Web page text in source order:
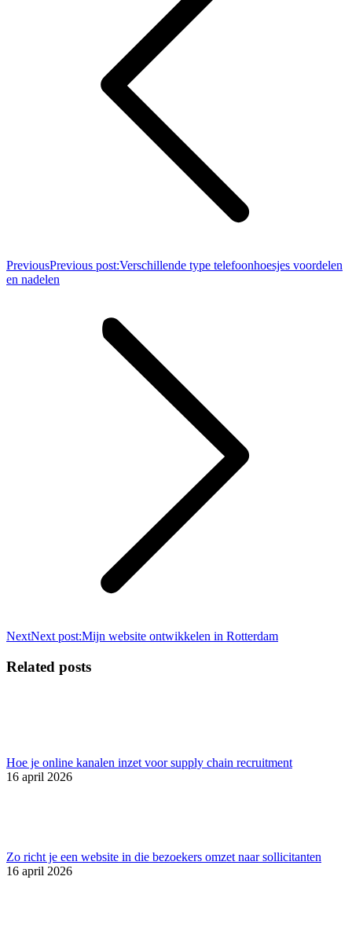
PreviousPrevious post:Verschillende type telefoonhoesjes voordelen
en nadelen
NextNext post:Mijn website ontwikkelen in Rotterdam
Related posts
Hoe je online kanalen inzet voor supply chain recruitment
16 april 2026
Zo richt je een website in die bezoekers omzet naar sollicitanten
16 april 2026